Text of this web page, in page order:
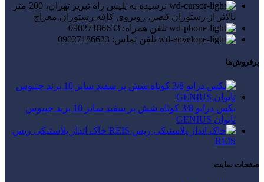
نرسیده به پلیس راه تبریز تهران، 200 متر
بالاتر از رستوران قصر، روبروی کافه رستوران معراج
تلفن همراه: 09027186633
تلفن تماس: 09027186633
پرفروش‌ها
بکس درایو 3/8 کوتاه شش پر سفید سایز 10 برند جنیوس
تایوان GENIUS
خاک انداز پلاستیکی ریس
REIS
صفحات سایت